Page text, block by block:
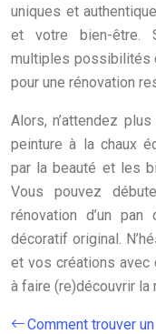
uniques et
et votre bien-être.
multiples possibilités
pour une rénovation
Alors, n’attendez
peinture à la chaux
par la beauté et les
Vous pouvez
rénovation d’un
décoratif original.
et vos créations avec
à faire (re)découvrir la
Comment trouver un